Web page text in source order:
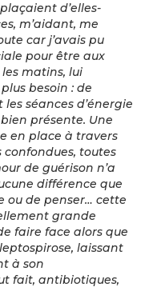
d’elles-
m’aidant, me
car j’avais pu
pour être aux
matins, lui
besoin : de
séances d’énergie
présente. Une
en place à travers
toutes
de guérison n’a
différence que
ou de penser… cette
grande
faire face alors que
laissant
à son
fait, antibiotiques,